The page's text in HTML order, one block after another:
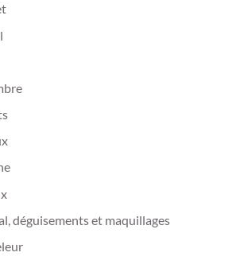
déguisements et maquillages